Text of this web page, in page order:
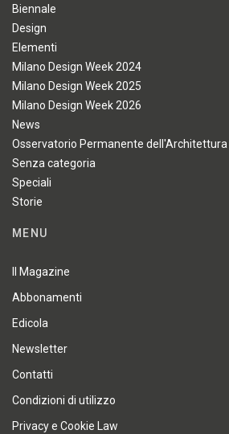
Biennale
Design
Elementi
Milano Design Week 2024
Milano Design Week 2025
Milano Design Week 2026
News
Osservatorio Permanente
Senza categoria
Speciali
Storie
MENU
Il Magazine
Abbonamenti
Edicola
Newsletter
Contatti
Condizioni di utilizzo
Privacy e Cookie Law